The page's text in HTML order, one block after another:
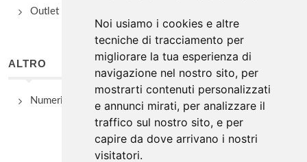
Noi usiamo i cookies e altre
tecniche di tracciamento per
migliorare la tua esperienza di
navigazione nel nostro sito, per
mostrarti contenuti personalizzati
e annunci mirati, per analizzare il
traffico sul nostro sito, e per
capire da dove arrivano i nostri
visitatori.
Outlet e spacci aziendali
ALTRO
Numeri Utili